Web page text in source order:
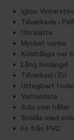
Igloo
Tillverkade i EVA
Ultralätta
Mycket varma
Köldtåliga ner
Lång livslängd
Tillverkad i EU
Uttagbart
Vattentäta
Sula som håller
Snölås med
Fri från PVC